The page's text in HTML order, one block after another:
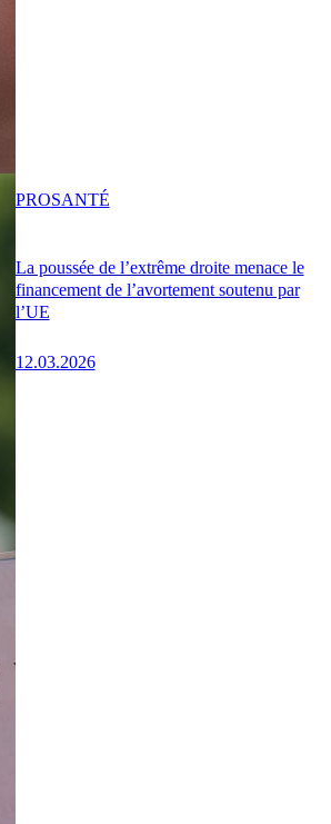
La poussée de l’extrême droite menace le
financement de l’avortement soutenu par
l’UE
12.03.2026
PROSANTÉ